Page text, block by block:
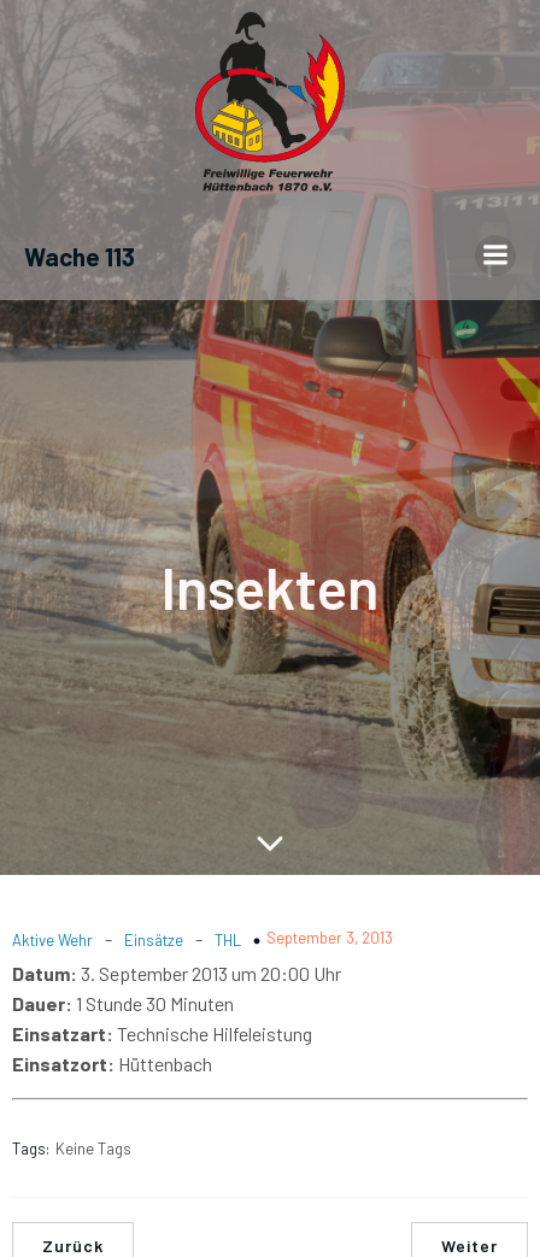
Wache 113
Insekten
Aktive Wehr - Einsätze - THL September 3, 2013
Datum: 3. September 2013 um 20:00 Uhr
Dauer: 1 Stunde 30 Minuten
Einsatzart: Technische Hilfeleistung
Einsatzort: Hüttenbach
Tags: Keine Tags
Zurück Weiter